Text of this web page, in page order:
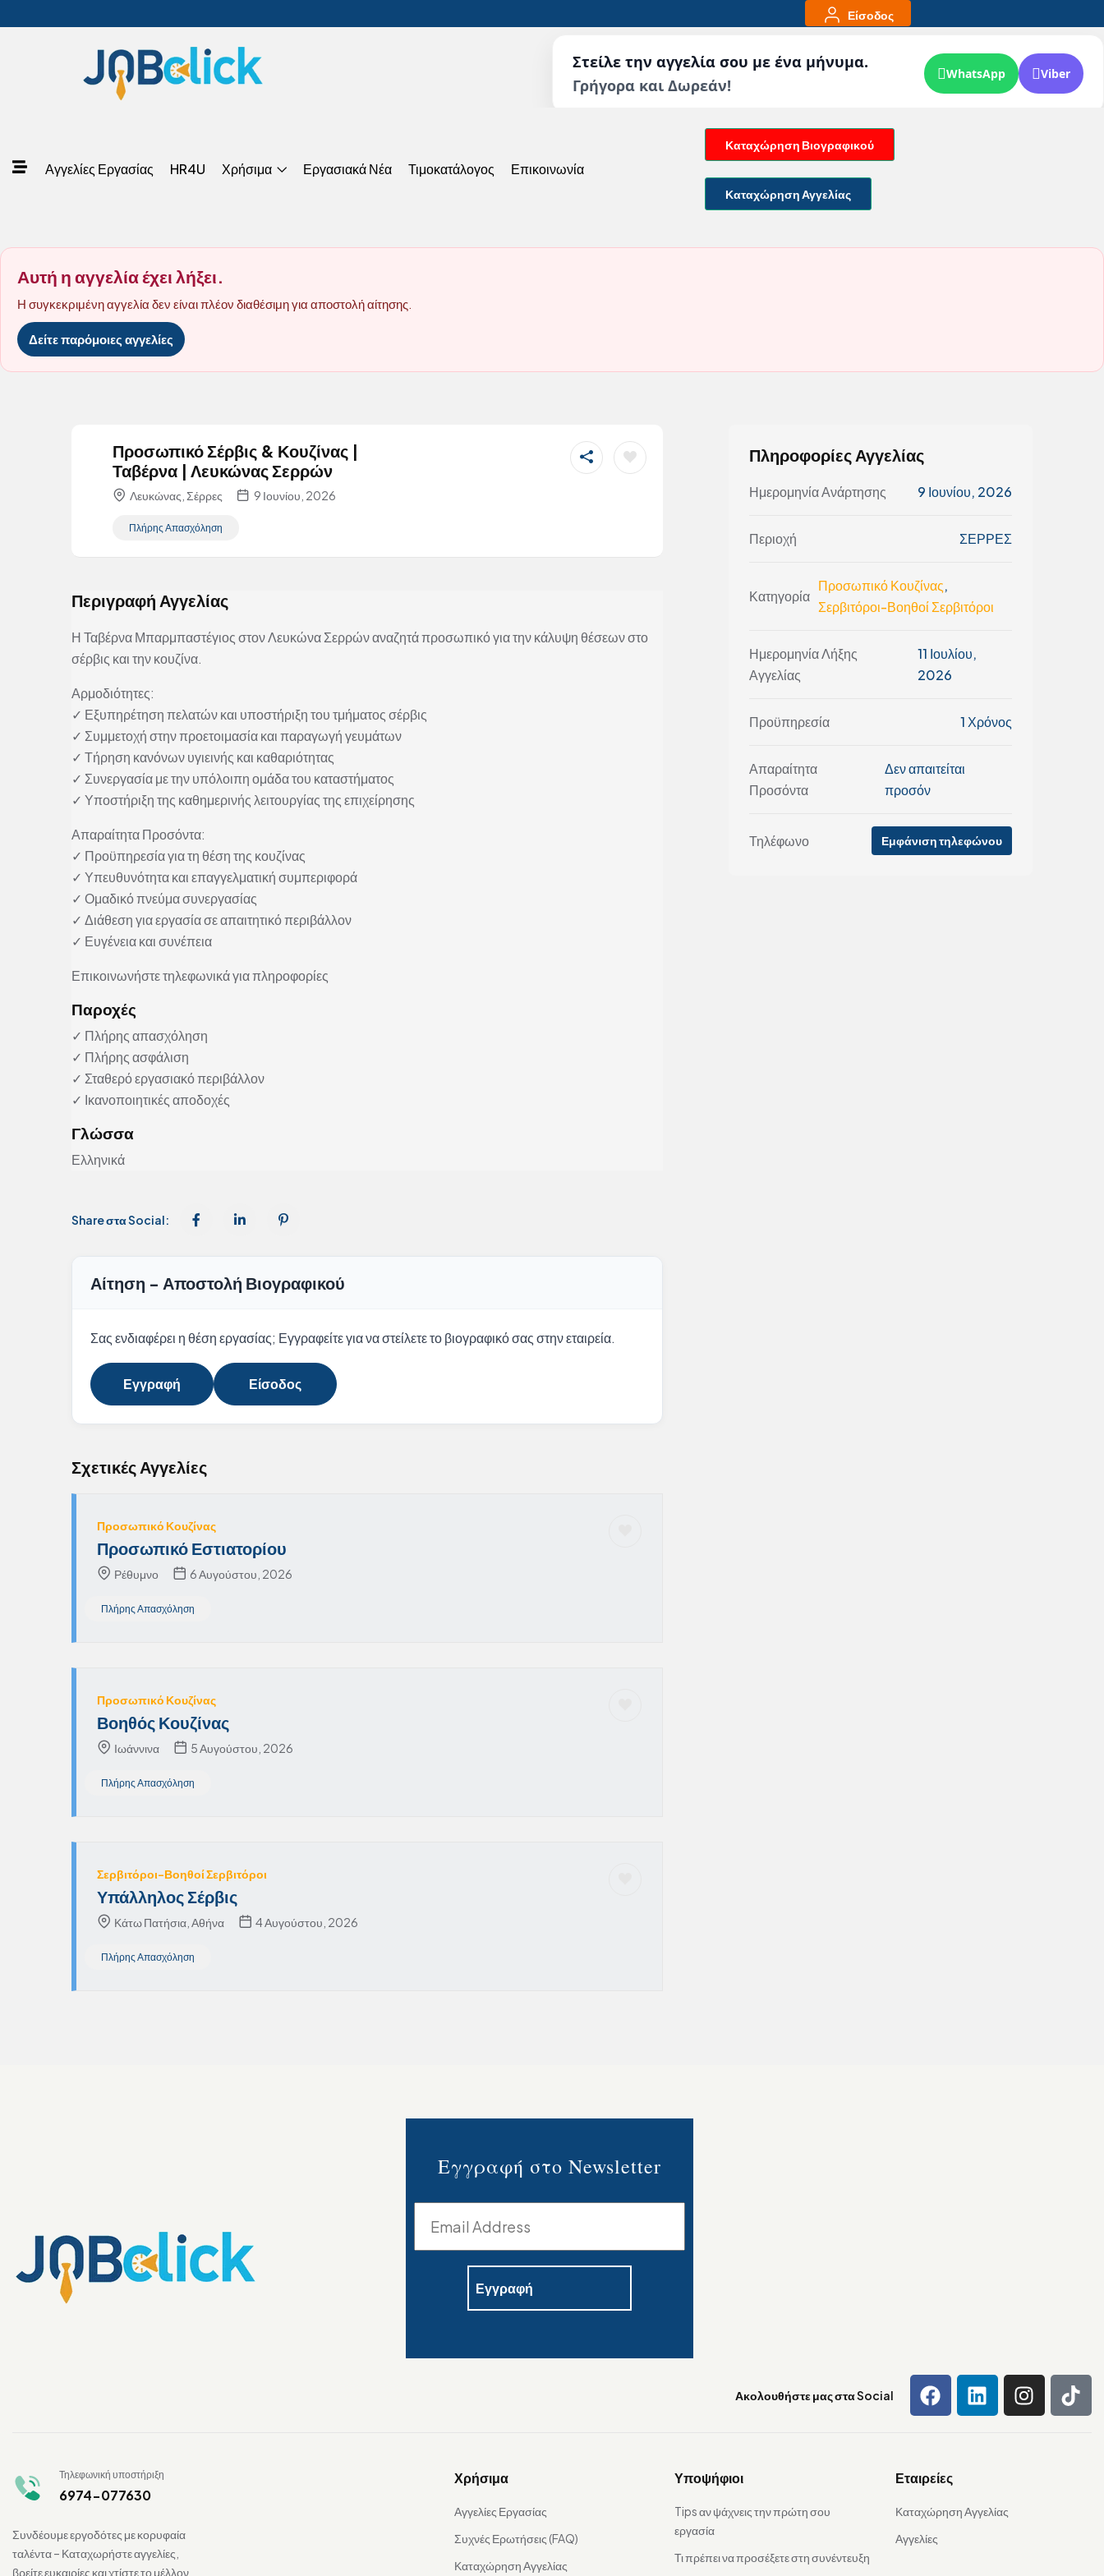
Είσοδος
Στείλε την αγγελία σου με ένα μήνυμα.
Γρήγορα και Δωρεάν!
WhatsApp Viber
Αγγελίες Εργασίας HR4U Χρήσιμα Εργασιακά Νέα Τιμοκατάλογος Επικοινωνία
Καταχώρηση Βιογραφικού
Καταχώρηση Αγγελίας
Αυτή η αγγελία έχει λήξει.
Η συγκεκριμένη αγγελία δεν είναι πλέον διαθέσιμη για αποστολή αίτησης.
Δείτε παρόμοιες αγγελίες
Προσωπικό Σέρβις & Κουζίνας |
Ταβέρνα | Λευκώνας Σερρών
Λευκώνας, Σέρρες 9 Ιουνίου, 2026
Πλήρης Απασχόληση
Περιγραφή Αγγελίας
Η Ταβέρνα Μπαρμπαστέγιος στον Λευκώνα Σερρών αναζητά προσωπικό για την κάλυψη θέσεων στο
σέρβις και την κουζίνα.
Αρμοδιότητες:
✓ Εξυπηρέτηση πελατών και υποστήριξη του τμήματος σέρβις
✓ Συμμετοχή στην προετοιμασία και παραγωγή γευμάτων
✓ Τήρηση κανόνων υγιεινής και καθαριότητας
✓ Συνεργασία με την υπόλοιπη ομάδα του καταστήματος
✓ Υποστήριξη της καθημερινής λειτουργίας της επιχείρησης
Απαραίτητα Προσόντα:
✓ Προϋπηρεσία για τη θέση της κουζίνας
✓ Υπευθυνότητα και επαγγελματική συμπεριφορά
✓ Ομαδικό πνεύμα συνεργασίας
✓ Διάθεση για εργασία σε απαιτητικό περιβάλλον
✓ Ευγένεια και συνέπεια
Επικοινωνήστε τηλεφωνικά για πληροφορίες
Παροχές
✓ Πλήρης απασχόληση
✓ Πλήρης ασφάλιση
✓ Σταθερό εργασιακό περιβάλλον
✓ Ικανοποιητικές αποδοχές
Γλώσσα
Ελληνικά
Share στα Social:
Αίτηση - Αποστολή Βιογραφικού
Σας ενδιαφέρει η θέση εργασίας; Εγγραφείτε για να στείλετε το βιογραφικό σας στην εταιρεία.
Εγγραφή Είσοδος
Σχετικές Αγγελίες
Προσωπικό Κουζίνας
Προσωπικό Εστιατορίου
Ρέθυμνο 6 Αυγούστου, 2026
Πλήρης Απασχόληση
Προσωπικό Κουζίνας
Βοηθός Κουζίνας
Ιωάννινα 5 Αυγούστου, 2026
Πλήρης Απασχόληση
Σερβιτόροι-Βοηθοί Σερβιτόροι
Υπάλληλος Σέρβις
Κάτω Πατήσια, Αθήνα 4 Αυγούστου, 2026
Πλήρης Απασχόληση
Πληροφορίες Αγγελίας
Ημερομηνία Ανάρτησης 9 Ιουνίου, 2026
Περιοχή ΣΕΡΡΕΣ
Κατηγορία
Προσωπικό Κουζίνας,
Σερβιτόροι-Βοηθοί Σερβιτόροι
Ημερομηνία Λήξης
Αγγελίας
11 Ιουλίου,
2026
Προϋπηρεσία 1 Χρόνος
Απαραίτητα
Προσόντα
Δεν απαιτείται
προσόν
Τηλέφωνο Εμφάνιση τηλεφώνου
Εγγραφή στο Newsletter
Ακολουθήστε μας στα Social
Τηλεφωνική υποστήριξη
6974-077630
Συνδέουμε εργοδότες με κορυφαία
ταλέντα – Καταχωρήστε αγγελίες,
βρείτε ευκαιρίες και χτίστε το μέλλον
Χρήσιμα
Αγγελίες Εργασίας
Συχνές Ερωτήσεις (FAQ)
Καταχώρηση Αγγελίας
Υποψήφιοι
Tips αν ψάχνεις την πρώτη σου
εργασία
Τι πρέπει να προσέξετε στη συνέντευξη
Εταιρείες
Καταχώρηση Αγγελίας
Αγγελίες